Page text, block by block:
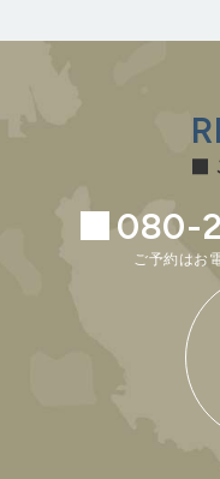
080-
ご予約はお